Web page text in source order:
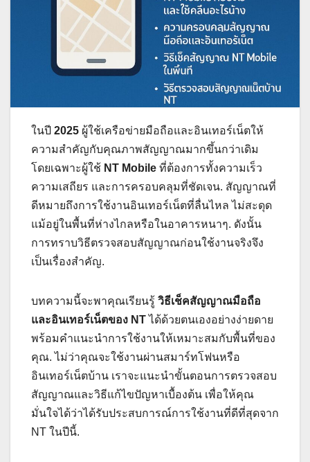
ในปี 2025 ผู้ใช้เครือข่ายมือถือและอินเทอร์เน็ตให้
ความสำคัญกับคุณภาพสัญญาณมากขึ้นกว่าเดิม
โดยเฉพาะผู้ใช้ NT Mobile ที่ต้องการทั้งความเร็ว
ความเสถียร และการครอบคลุมที่ชัดเจน. สัญญาณที่
ดีหมายถึงการใช้งานอินเทอร์เน็ตที่ลื่นไหล ไม่สะดุด
แม้อยู่ในพื้นที่ห่างไกลหรือในอาคารหนาๆ. ดังนั้น
การทราบวิธีตรวจสอบสัญญาณก่อนใช้งานจริงจึง
เป็นเรื่องสำคัญ.
บทความนี้จะพาคุณเรียนรู้ วิธีเช็คสัญญาณมือถือ
และอินเทอร์เน็ตของ NTได้ด้วยตนเองอย่างง่ายดาย
พร้อมคำแนะนำการใช้งานให้เหมาะสมกับพื้นที่ของ
คุณ. ไม่ว่าคุณจะใช้งานผ่านสมาร์ทโฟนหรือ
อินเทอร์เน็ตบ้าน เราจะแนะนำขั้นตอนการตรวจสอบ
สัญญาณและวิธีแก้ไขปัญหาเบื้องต้น เพื่อให้คุณ
มั่นใจได้ว่าได้รับประสบการณ์การใช้งานที่ดีที่สุดจาก
NT ในปีนี้.